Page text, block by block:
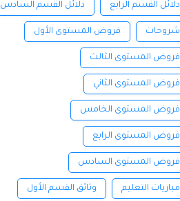
دلائل القسم الرابع دلائل القسم السادس
شروحات فروض المستوى الأول
فروض المستوى الثالث
فروض المستوى الثاني
فروض المستوى الخامس
فروض المستوى الرابع
فروض المستوى السادس
مباريات التعليم وثائق القسم الأول